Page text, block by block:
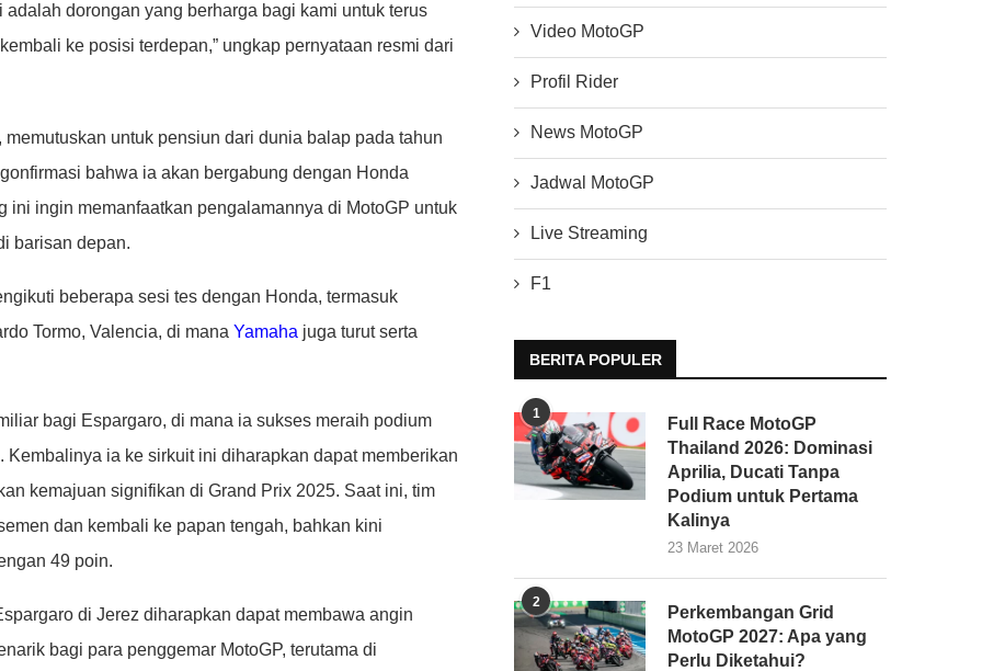
dorongan yang berharga bagi kami untuk terus
ke posisi terdepan,” ungkap pernyataan resmi dari
untuk pensiun dari dunia balap pada tahun
bahwa ia akan bergabung dengan Honda
ingin memanfaatkan pengalamannya di MotoGP untuk
barisan depan.
beberapa sesi tes dengan Honda, termasuk
Tormo, Valencia, di mana Yamaha juga turut serta
bagi Espargaro, di mana ia sukses meraih podium
ia ke sirkuit ini diharapkan dapat memberikan
kemajuan signifikan di Grand Prix 2025. Saat ini, tim
dan kembali ke papan tengah, bahkan kini
49 poin.
di Jerez diharapkan dapat membawa angin
bagi para penggemar MotoGP, terutama di
Video MotoGP
Profil Rider
News MotoGP
Jadwal MotoGP
Live Streaming
F1
BERITA POPULER
1
Full Race MotoGP
Thailand 2026: Dominasi
Aprilia, Ducati Tanpa
Podium untuk Pertama
Kalinya
23 Maret 2026
2
Perkembangan Grid
MotoGP 2027: Apa yang
Perlu Diketahui?